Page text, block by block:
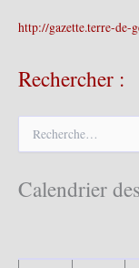
http://gazette.terre-de-
Rechercher :
e
Calendrier